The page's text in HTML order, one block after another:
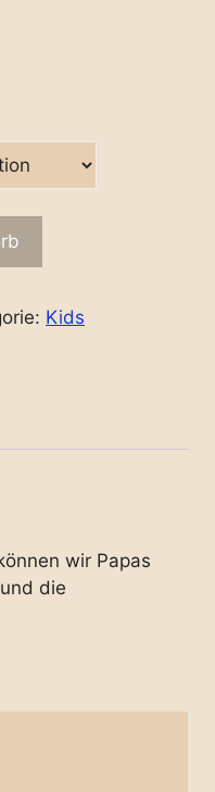
Kids
wir Papas
die